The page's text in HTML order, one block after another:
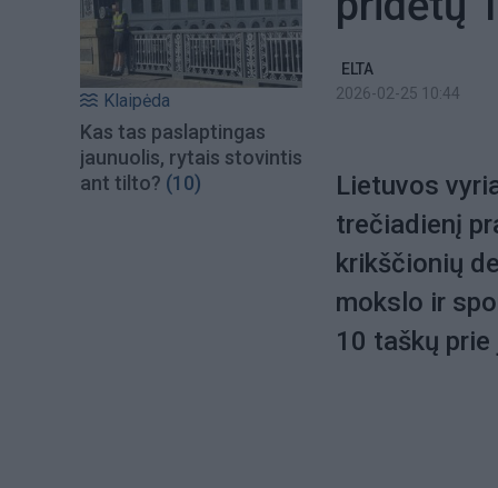
Klaipėda
Kas tas paslaptingas
jaunuolis, rytais stovintis
ant tilto? (10)
ELTA
2026-02-25 10:44
Lietuvos
trečiadienį
krikščionių
mokslo ir
10 taškų